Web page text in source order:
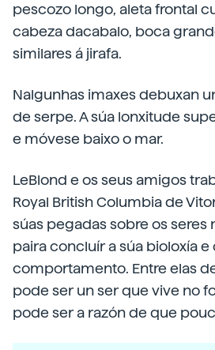
pescozo longo, aleta frontal
cabeza dacabalo, boca
similares á jirafa.
Nalgunhas imaxes debuxan
de serpe. A súa lonxitude
e móvese baixo o mar.
LeBlond e os seus amigos
Royal British Columbia de
súas pegadas sobre os seres
paira concluír a súa bioloxía e
comportamento. Entre elas
pode ser un ser que vive no
pode ser a razón de que